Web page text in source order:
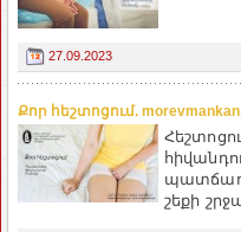
27.09.2023
Քոր հեշտոցում.
շեքի